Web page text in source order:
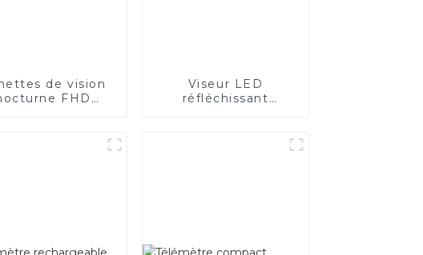
de vision
FHD
Viseur LED
réfléchissant